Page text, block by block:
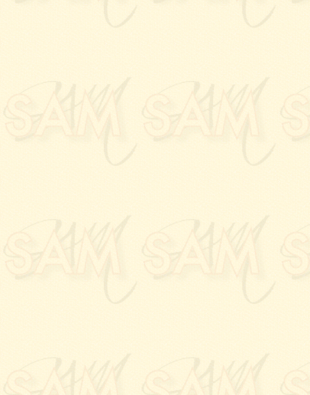
15.06.2024: La SAM
Associationssur la
24.05.2024:
à laGalerie
18.05.2024:
l'Afrique
à l'Hôtel
01.05.2024:
Galerie PALLADION ,
19.04.2024:
à la
Galerie
15.03.2024: